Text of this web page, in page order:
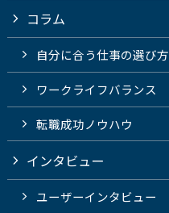
コラム
自分に合う仕事の選び方
ワークライフバランス
転職成功ノウハウ
インタビュー
ユーザーインタビュー